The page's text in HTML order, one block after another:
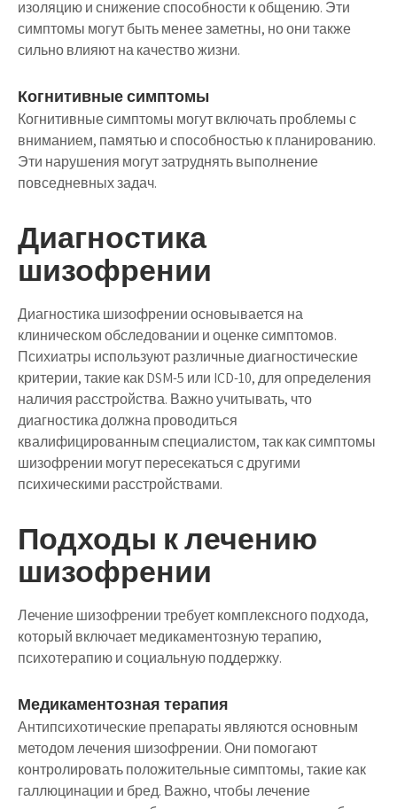
изоляцию и снижение способности к общению. Эти
симптомы могут быть менее заметны, но они также
сильно влияют на качество жизни.
Когнитивные симптомы
Когнитивные симптомы могут включать проблемы с
вниманием, памятью и способностью к планированию.
Эти нарушения могут затруднять выполнение
повседневных задач.
Диагностика
шизофрении
Диагностика шизофрении основывается на
клиническом обследовании и оценке симптомов.
Психиатры используют различные диагностические
критерии, такие как DSM-5 или ICD-10, для определения
наличия расстройства. Важно учитывать, что
диагностика должна проводиться
квалифицированным специалистом, так как симптомы
шизофрении могут пересекаться с другими
психическими расстройствами.
Подходы к лечению
шизофрении
Лечение шизофрении требует комплексного подхода,
который включает медикаментозную терапию,
психотерапию и социальную поддержку.
Медикаментозная терапия
Антипсихотические препараты являются основным
методом лечения шизофрении. Они помогают
контролировать положительные симптомы, такие как
галлюцинации и бред. Важно, чтобы лечение